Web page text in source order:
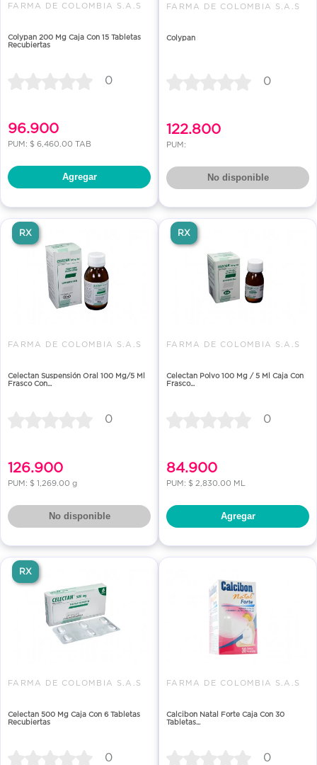
FARMA DE COLOMBIA S.A.S
Colypan 200 Mg Caja Con 15 Tabletas
Recubiertas
0
96.900
PUM: $ 6,460.00 TAB
Agregar
FARMA DE COLOMBIA S.A.S
Colypan
0
122.800
PUM:
No disponible
FARMA DE COLOMBIA S.A.S
Celectan Suspensión Oral 100 Mg/5 Ml
Frasco Con...
0
126.900
PUM: $ 1,269.00 g
No disponible
RX
FARMA DE COLOMBIA S.A.S
Celectan Polvo 100 Mg / 5 Ml Caja Con
Frasco...
0
84.900
PUM: $ 2,830.00 ML
Agregar
RX
FARMA DE COLOMBIA S.A.S
Celectan 500 Mg Caja Con 6 Tabletas
Recubiertas
0
RX
FARMA DE COLOMBIA S.A.S
Calcibon Natal Forte Caja Con 30
Tabletas...
0